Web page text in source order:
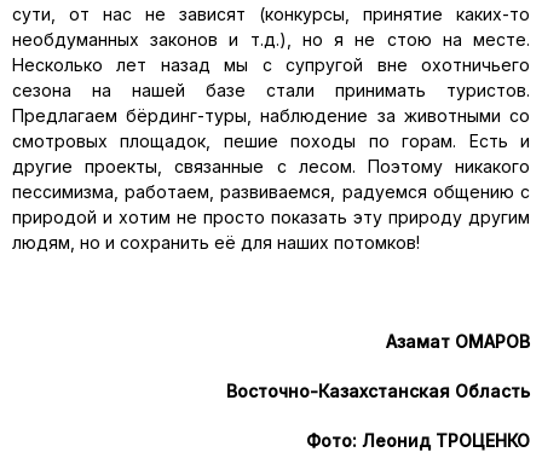
сути, от нас не зависят (конкурсы, принятие каких-то
необдуманных законов и т.д.), но я не стою на месте.
Несколько лет назад мы с супругой вне охотничьего
сезона на нашей базе стали принимать туристов.
Предлагаем бёрдинг-туры, наблюдение за животными со
смотровых площадок, пешие походы по горам. Есть и
другие проекты, связанные с лесом. Поэтому никакого
пессимизма, работаем, развиваемся, радуемся общению с
природой и хотим не просто показать эту природу другим
людям, но и сохранить её для наших потомков!
Азамат ОМАРОВ
Восточно-Казахстанская Область
Фото: Леонид ТРОЦЕНКО